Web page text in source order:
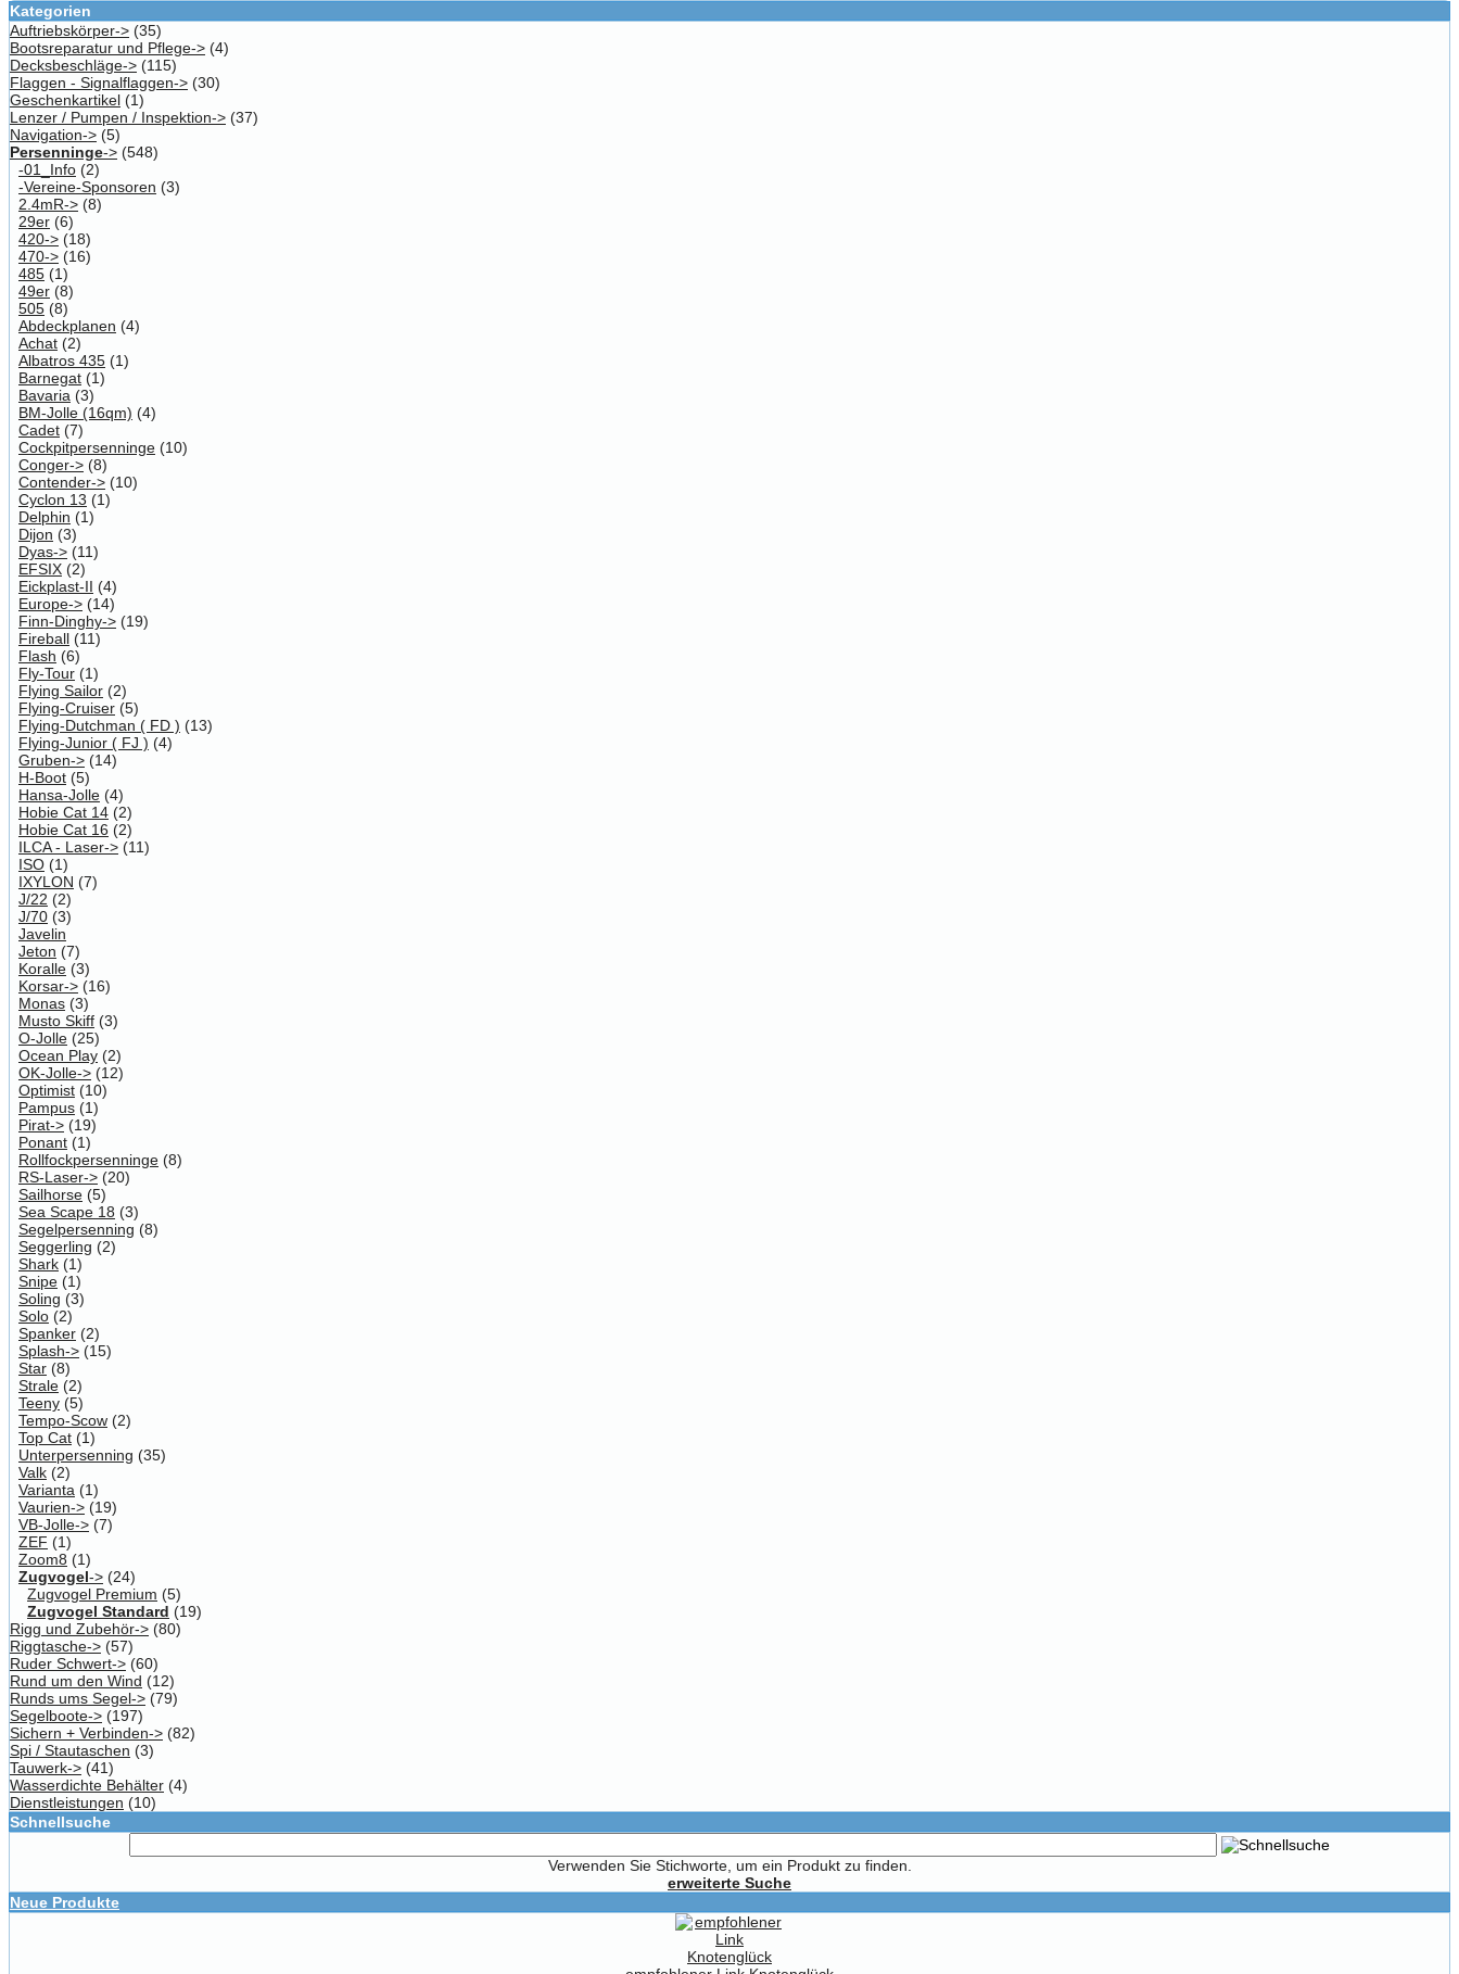
Kategorien
Auftriebskörper-> (35)
Bootsreparatur und Pflege-> (4)
Decksbeschläge-> (115)
Flaggen - Signalflaggen-> (30)
Geschenkartikel (1)
Lenzer / Pumpen / Inspektion-> (37)
Navigation-> (5)
Persenninge-> (548)
-01_Info (2)
-Vereine-Sponsoren (3)
2.4mR-> (8)
29er (6)
420-> (18)
470-> (16)
485 (1)
49er (8)
505 (8)
Abdeckplanen (4)
Achat (2)
Albatros 435 (1)
Barnegat (1)
Bavaria (3)
BM-Jolle (16qm) (4)
Cadet (7)
Cockpitpersenninge (10)
Conger-> (8)
Contender-> (10)
Cyclon 13 (1)
Delphin (1)
Dijon (3)
Dyas-> (11)
EFSIX (2)
Eickplast-II (4)
Europe-> (14)
Finn-Dinghy-> (19)
Fireball (11)
Flash (6)
Fly-Tour (1)
Flying Sailor (2)
Flying-Cruiser (5)
Flying-Dutchman ( FD ) (13)
Flying-Junior ( FJ ) (4)
Gruben-> (14)
H-Boot (5)
Hansa-Jolle (4)
Hobie Cat 14 (2)
Hobie Cat 16 (2)
ILCA - Laser-> (11)
ISO (1)
IXYLON (7)
J/22 (2)
J/70 (3)
Javelin
Jeton (7)
Koralle (3)
Korsar-> (16)
Monas (3)
Musto Skiff (3)
O-Jolle (25)
Ocean Play (2)
OK-Jolle-> (12)
Optimist (10)
Pampus (1)
Pirat-> (19)
Ponant (1)
Rollfockpersenninge (8)
RS-Laser-> (20)
Sailhorse (5)
Sea Scape 18 (3)
Segelpersenning (8)
Seggerling (2)
Shark (1)
Snipe (1)
Soling (3)
Solo (2)
Spanker (2)
Splash-> (15)
Star (8)
Strale (2)
Teeny (5)
Tempo-Scow (2)
Top Cat (1)
Unterpersenning (35)
Valk (2)
Varianta (1)
Vaurien-> (19)
VB-Jolle-> (7)
ZEF (1)
Zoom8 (1)
Zugvogel-> (24)
Zugvogel Premium (5)
Zugvogel Standard (19)
Rigg und Zubehör-> (80)
Riggtasche-> (57)
Ruder Schwert-> (60)
Rund um den Wind (12)
Runds ums Segel-> (79)
Segelboote-> (197)
Sichern + Verbinden-> (82)
Spi / Stautaschen (3)
Tauwerk-> (41)
Wasserdichte Behälter (4)
Dienstleistungen (10)
Schnellsuche
Verwenden Sie Stichworte, um ein Produkt zu finden.
erweiterte Suche
Neue Produkte